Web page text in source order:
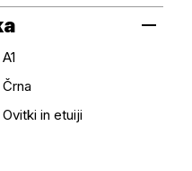
A1
Črna
Ovitki in etuiji